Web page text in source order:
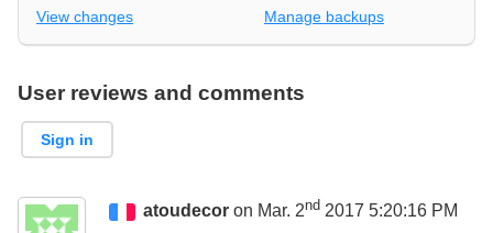
View changes Manage backups
User reviews and comments
Sign in
atoudecor on Mar. 2nd 2017 5:20:16 PM